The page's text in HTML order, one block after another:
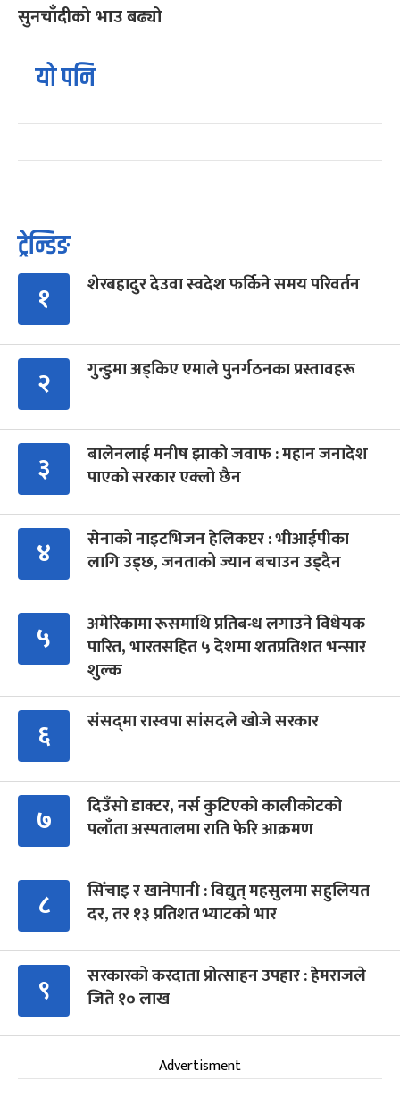
सुनचाँदीको भाउ बढ्यो
यो पनि
ट्रेन्डिङ
१ शेरबहादुर देउवा स्वदेश फर्किने समय परिवर्तन
२ गुन्डुमा अड्किए एमाले पुनर्गठनका प्रस्तावहरू
३
बालेनलाई मनीष झाको जवाफ : महान जनादेश
पाएको सरकार एक्लो छैन
४
सेनाको नाइटभिजन हेलिकप्टर : भीआईपीका
लागि उड्छ, जनताको ज्यान बचाउन उड्दैन
५
अमेरिकामा रूसमाथि प्रतिबन्ध लगाउने विधेयक
पारित, भारतसहित ५ देशमा शतप्रतिशत भन्सार
शुल्क
६ संसद्‍मा रास्वपा सांसदले खोजे सरकार
७
दिउँसो डाक्टर, नर्स कुटिएको कालीकोटको
पलाँता अस्पतालमा राति फेरि आक्रमण
८
सिँचाइ र खानेपानी : विद्युत् महसुलमा सहुलियत
दर, तर १३ प्रतिशत भ्याटको भार
९
सरकारको करदाता प्रोत्साहन उपहार : हेमराजले
जिते १० लाख
Advertisment